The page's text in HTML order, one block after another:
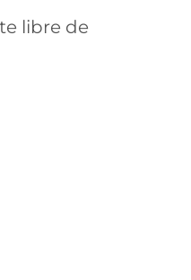
libre de